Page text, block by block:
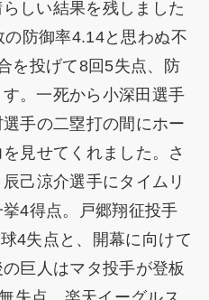
しい結果を残しました
防御率4.14と思わぬ不
を投げて8回5失点、防
。一死から小深田選手
手の二塁打の間にホー
見せてくれました。さ
己涼介選手にタイムリ
4得点。戸郷翔征投手
4失点と、開幕に向けて
巨人はマタ投手が登板